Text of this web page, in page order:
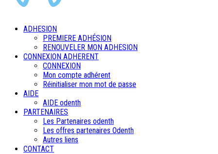
ADHESION
PREMIERE ADHÉSION
RENOUVELER MON ADHESION
CONNEXION ADHERENT
CONNEXION
Mon compte adhérent
Réinitialiser mon mot de passe
AIDE
AIDE odenth
PARTENAIRES
Les Partenaires odenth
Les offres partenaires Odenth
Autres liens
CONTACT